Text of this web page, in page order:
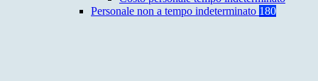
Personale non a tempo indeterminato 180